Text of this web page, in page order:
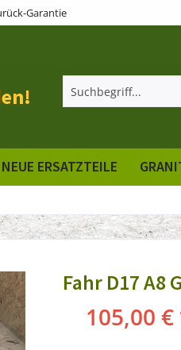
Garantie
NEUE ERSATZTEILE
Fahr D17
105,00